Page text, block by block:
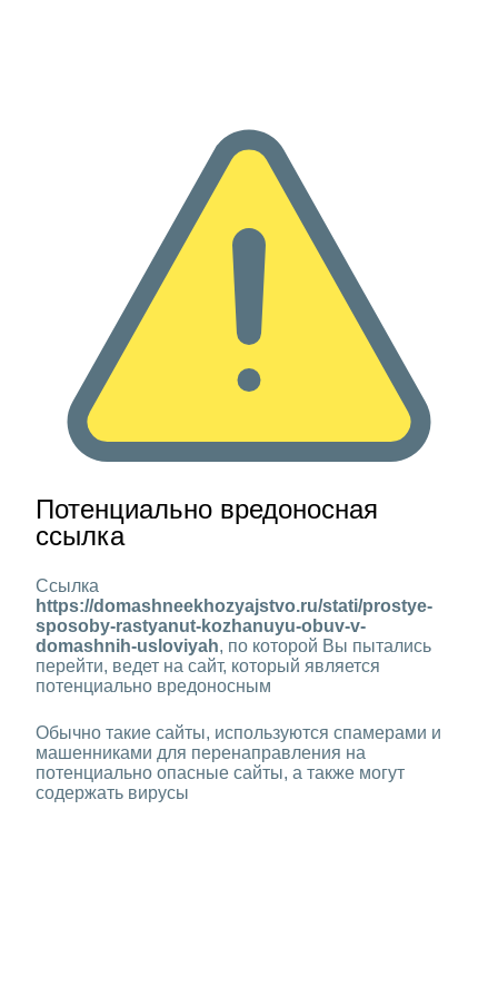
Потенциально вредоносная
ссылка
Ссылка
https://domashneekhozyajstvo.ru/stati/prostye-
sposoby-rastyanut-kozhanuyu-obuv-v-
domashnih-usloviyah, по которой Вы пытались
перейти, ведет на сайт, который является
потенциально вредоносным
Обычно такие сайты, используются спамерами и
машенниками для перенаправления на
потенциально опасные сайты, а также могут
содержать вирусы